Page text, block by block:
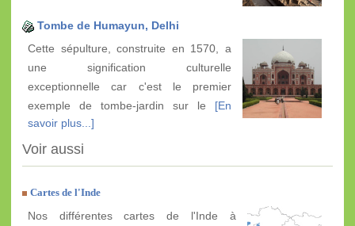
Tombe de Humayun, Delhi
Cette sépulture, construite en 1570, a
une signification culturelle
exceptionnelle car c'est le premier
exemple de tombe-jardin sur le [En
savoir plus...]
Voir aussi
Cartes de l'Inde
Nos différentes cartes de l'Inde à